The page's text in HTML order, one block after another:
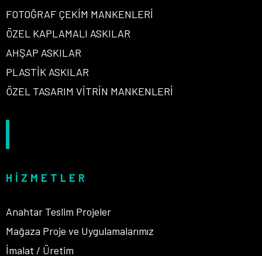
FOTOĞRAF ÇEKİM MANKENLERİ
ÖZEL KAPLAMALI ASKILAR
AHŞAP ASKILAR
PLASTİK ASKILAR
ÖZEL TASARIM VİTRİN MANKENLERİ
HIZMETLER
Anahtar Teslim Projeler
Mağaza Proje ve Uygulamalarımız
İmalat / Üretim